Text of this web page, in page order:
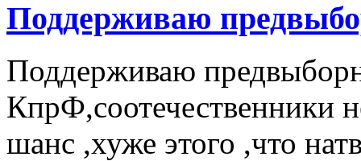
Поддерживаю
Поддерживаю
КпрФ,соотечественники
шанс ,хуже этого ,что